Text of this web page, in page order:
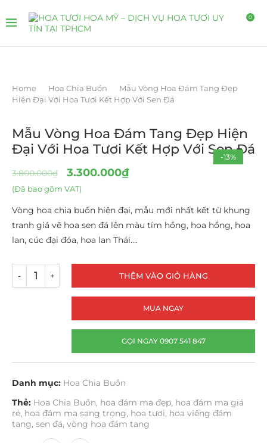
0
Home Hoa Chia Buồn
Mẫu Vòng Hoa Đám Tang Đẹp
Hiện Đại Với Hoa Tươi Kết Hợp Với Sen Đá
-13%
Mẫu Vòng Hoa Đám Tang Đẹp Hiện
Đại Với Hoa Tươi Kết Hợp Với Sen Đá
3.800.000₫ 3.300.000₫
(Đã bao gồm VAT)
Vòng hoa chia buồn hiện đại, mẫu mới nhất kết từ khung
tranh giá vẽ hoa sen đá lên màu tím hồng, hoa hồng, hoa
lan, cúc đại đóa, hoa lan Thái….
THÊM VÀO GIỎ HÀNG
MUA NGAY
GỌI NGAY 0907 541 847
Danh mục: Hoa Chia Buồn
Thẻ: Hoa Chia Buồn, hoa đám ma đẹp, hoa đám ma giá
rẻ, hoa đám ma sang trọng, hoa tươi, hoa viếng đám
tang, sen đá, vòng hoa đám tang